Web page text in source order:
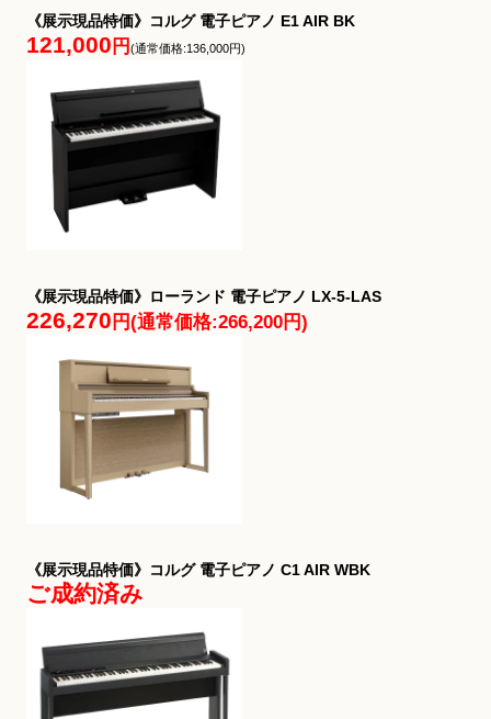
《展示現品特価》コルグ 電子ピアノ E1 AIR BK
121,000 円 (通常価格:136,000円)
《展示現品特価》ローランド 電子ピアノ LX-5-LAS
226,270 円(通常価格:266,200円)
《展示現品特価》コルグ 電子ピアノ C1 AIR WBK
ご成約済み